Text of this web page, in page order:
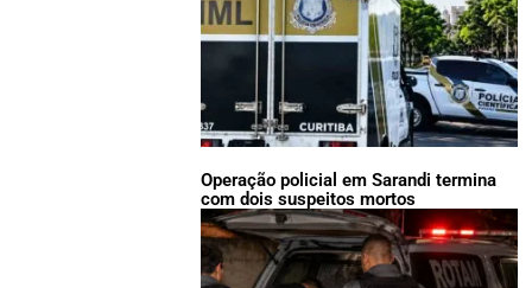
Operação policial em Sarandi termina
com dois suspeitos mortos